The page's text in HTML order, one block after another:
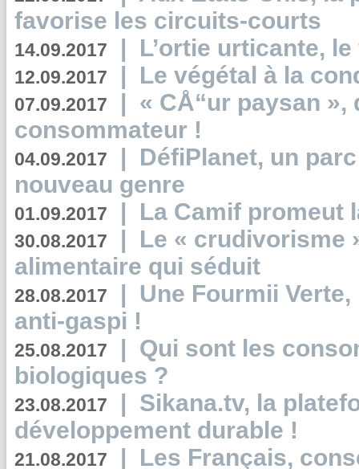
favorise les circuits-courts
14.09.2017 | L’ortie urticante,
12.09.2017 | Le végétal à la
07.09.2017 | « CÅ“ur paysan
consommateur !
04.09.2017 | DéfiPlanet, un
nouveau genre
01.09.2017 | La Camif promeut
30.08.2017 | Le « crudivorisme
alimentaire qui séduit
28.08.2017 | Une Fourmii
anti-gaspi !
25.08.2017 | Qui sont les
biologiques ?
23.08.2017 | Sikana.tv, la
développement durable !
21.08.2017 | Les Français,